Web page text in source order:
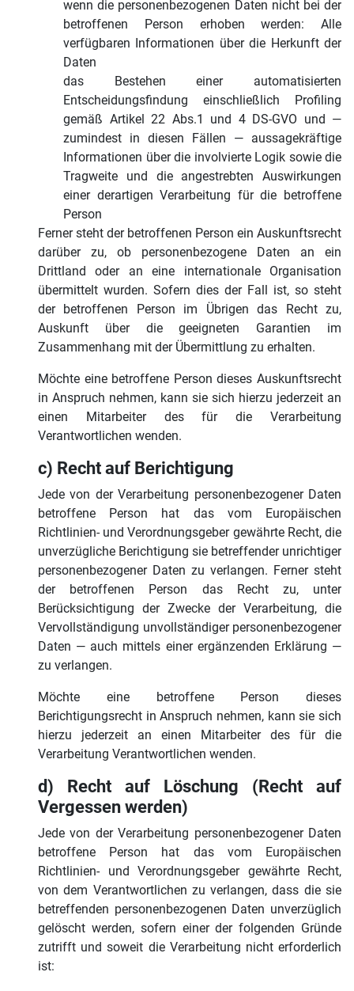
wenn die personenbezogenen Daten nicht bei der
betroffenen Person erhoben werden: Alle
verfügbaren Informationen über die Herkunft der
Daten
das Bestehen einer automatisierten
Entscheidungsfindung einschließlich Profiling
gemäß Artikel 22 Abs.1 und 4 DS-GVO und —
zumindest in diesen Fällen — aussagekräftige
Informationen über die involvierte Logik sowie die
Tragweite und die angestrebten Auswirkungen
einer derartigen Verarbeitung für die betroffene
Person
Ferner steht der betroffenen Person ein Auskunftsrecht
darüber zu, ob personenbezogene Daten an ein
Drittland oder an eine internationale Organisation
übermittelt wurden. Sofern dies der Fall ist, so steht
der betroffenen Person im Übrigen das Recht zu,
Auskunft über die geeigneten Garantien im
Zusammenhang mit der Übermittlung zu erhalten.
Möchte eine betroffene Person dieses Auskunftsrecht
in Anspruch nehmen, kann sie sich hierzu jederzeit an
einen Mitarbeiter des für die Verarbeitung
Verantwortlichen wenden.
c) Recht auf Berichtigung
Jede von der Verarbeitung personenbezogener Daten
betroffene Person hat das vom Europäischen
Richtlinien- und Verordnungsgeber gewährte Recht, die
unverzügliche Berichtigung sie betreffender unrichtiger
personenbezogener Daten zu verlangen. Ferner steht
der betroffenen Person das Recht zu, unter
Berücksichtigung der Zwecke der Verarbeitung, die
Vervollständigung unvollständiger personenbezogener
Daten — auch mittels einer ergänzenden Erklärung —
zu verlangen.
Möchte eine betroffene Person dieses
Berichtigungsrecht in Anspruch nehmen, kann sie sich
hierzu jederzeit an einen Mitarbeiter des für die
Verarbeitung Verantwortlichen wenden.
d) Recht auf Löschung (Recht auf
Vergessen werden)
Jede von der Verarbeitung personenbezogener Daten
betroffene Person hat das vom Europäischen
Richtlinien- und Verordnungsgeber gewährte Recht,
von dem Verantwortlichen zu verlangen, dass die sie
betreffenden personenbezogenen Daten unverzüglich
gelöscht werden, sofern einer der folgenden Gründe
zutrifft und soweit die Verarbeitung nicht erforderlich
ist: